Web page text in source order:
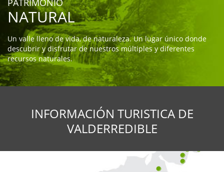
PATRIMONIO
NATURAL
Un valle lleno de vida, de naturaleza. Un lugar único donde
descubrir y disfrutar de nuestros múltiples y diferentes
recursos naturales.
INFORMACIÓN TURISTICA DE
VALDERREDIBLE
MUNICIPIO